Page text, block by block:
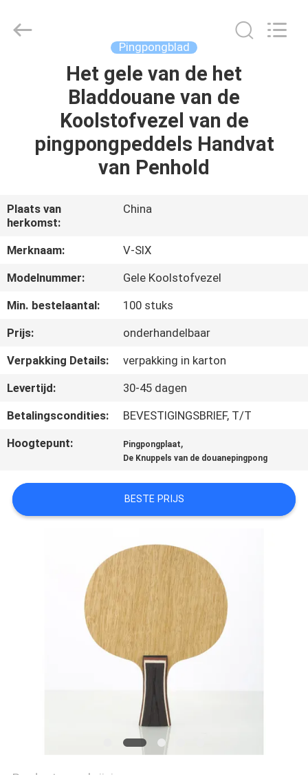
PRODUCTEN
OVER
FABRIEKSTOCHT
KWALITEITSCONTROLE
NEEM
CONTACT
MET
ONS
OP
VRAAG
EEN
OFFERTE
Ltd..
Pingpongblad
Het gele van de het
Bladdouane van de
Koolstofvezel van de
pingpongpeddels Handvat
van Penhold
Plaats van
herkomst:
China
Merknaam:
V-SIX
Modelnummer:
Gele Koolstofvezel
Min. bestelaantal:
100 stuks
Prijs:
onderhandelbaar
Verpakking Details:
verpakking in karton
Levertijd:
30-45 dagen
Betalingscondities:
BEVESTIGINGSBRIEF, T/T
Hoogtepunt:
Pingpongplaat,
De Knuppels van de douanepingpong
BESTE PRIJS